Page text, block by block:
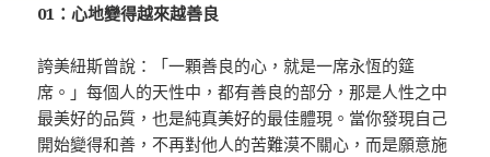
01：心地變得越來越善良
誇美紐斯曾說：「一顆善良的心，就是一席永恆的筵
席。」每個人的天性中，都有善良的部分，那是人性之中
最美好的品質，也是純真美好的最佳體現。當你發現自己
開始變得和善，不再對他人的苦難漠不關心，而是願意施